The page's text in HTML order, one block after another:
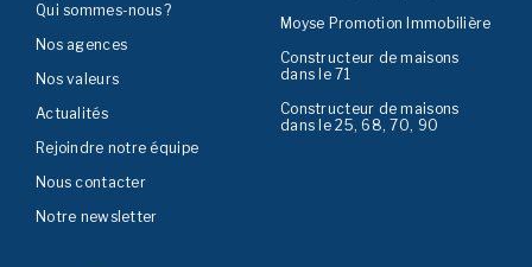
Qui sommes-nous ?
Nos agences
Nos valeurs
Actualités
Rejoindre notre équipe
Nous contacter
Notre newsletter
Moyse Promotion Immobilière
Constructeur de maisons
dans le 71
Constructeur de maisons
dans le 25, 68, 70, 90